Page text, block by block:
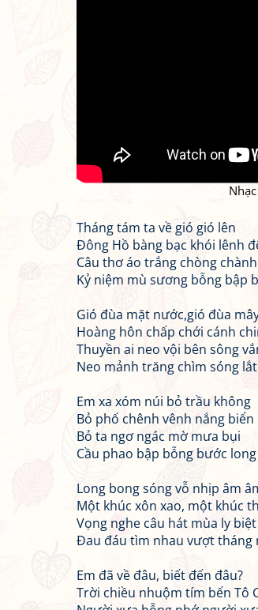
Tháng tám ta về gió gió lên
Đông Hồ bàng bạc khói lênh
Câu thơ áo trắng chòng
Kỷ niệm mù sương bỗng bập
Gió đùa mặt nước,gió đùa
Hoàng hôn chấp chới cánh
Thuyền ai neo vội bên sông
Neo mảnh trăng chìm sóng lắt
Em xa xóm núi bỏ trầu không
Bỏ phố chênh vênh nắng
Bỏ ta ngơ ngác mờ mưa bụi
Cầu phao bập bỗng bước
Long bong sóng vỗ nhịp âm
Một khúc xôn xao, một khúc
Vọng nghe câu hát mùa ly biệt
Đau đáu tìm nhau vượt tháng
Em đã về đâu, biết đến đâu?
Trời chiều nhuộm tím bến Tô